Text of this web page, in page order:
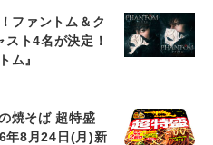
ファントム＆ク
スト4名が決定！
ム』
焼そば 超特盛
年8月24日(月)新